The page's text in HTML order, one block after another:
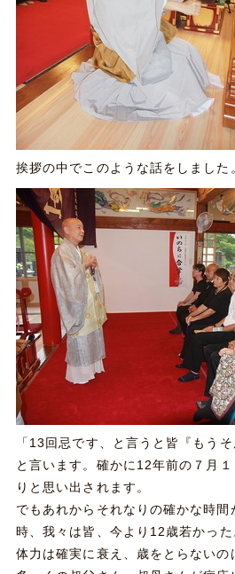
挨拶の中でこのような話をしました
「13回忌です、と言うと皆『もう
と言います。確かに12年前の７月
りと思い出されます。
でもあれからそれなりの確かな時
時、我々は皆、今より12歳若かった
体力は確実に衰え、歳をとらない